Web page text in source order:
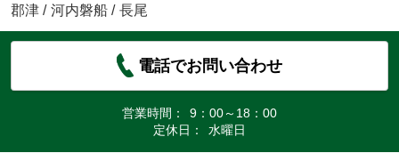
郡津 / 河内磐船 / 長尾
電話でお問い合わせ
営業時間：
9：00～18：00
定休日：
水曜日